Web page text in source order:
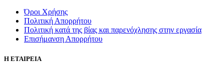
Όροι Χρήσης
Πολιτική Απορρήτου
Πολιτική κατά της βίας και παρενόχλησης στην εργασία
Επισήμανση Απορρήτου
Η ΕΤΑΙΡΕΙΑ